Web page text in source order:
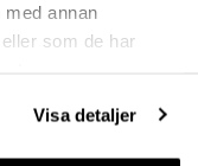
annan
som de har
Visa detaljer